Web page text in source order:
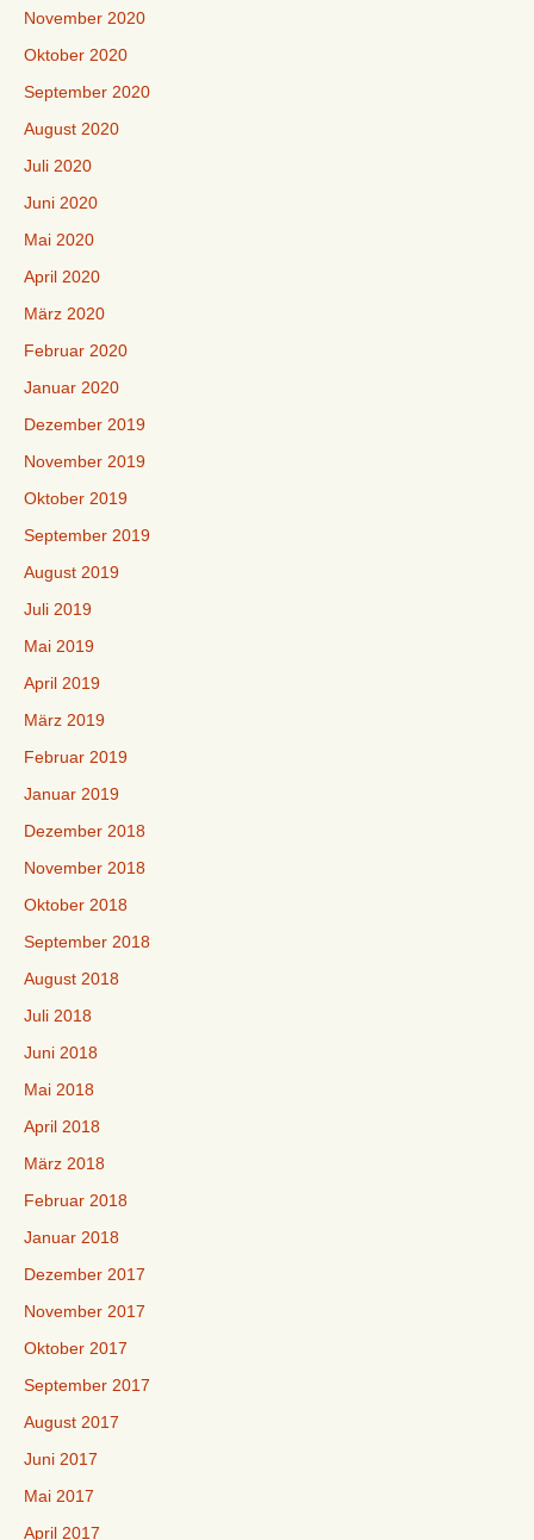
November 2020
Oktober 2020
September 2020
August 2020
Juli 2020
Juni 2020
Mai 2020
April 2020
März 2020
Februar 2020
Januar 2020
Dezember 2019
November 2019
Oktober 2019
September 2019
August 2019
Juli 2019
Mai 2019
April 2019
März 2019
Februar 2019
Januar 2019
Dezember 2018
November 2018
Oktober 2018
September 2018
August 2018
Juli 2018
Juni 2018
Mai 2018
April 2018
März 2018
Februar 2018
Januar 2018
Dezember 2017
November 2017
Oktober 2017
September 2017
August 2017
Juni 2017
Mai 2017
April 2017